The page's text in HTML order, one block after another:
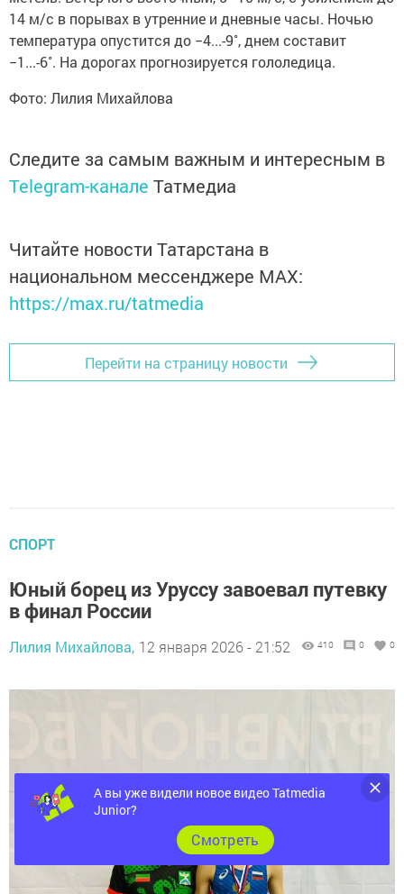
14 м/с в порывах в утренние и дневные часы. Ночью
температура опустится до −4...-9˚, днем составит
−1...-6˚. На дорогах прогнозируется гололедица.
Фото: Лилия Михайлова
Следите за самым важным и интересным в
Telegram-канале Татмедиа
Читайте новости Татарстана в
национальном мессенджере MАХ:
https://max.ru/tatmedia
Перейти на страницу новости
СПОРТ
Юный борец из Уруссу завоевал путевку
в финал России
Лилия Михайлова, 12 января 2026 - 21:52 410 0 0
А вы уже видели новое видео Tatmedia
Junior?
Cмотреть